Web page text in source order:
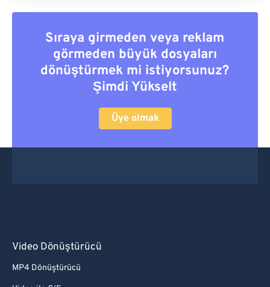
Sıraya girmeden veya reklam
görmeden büyük dosyaları
dönüştürmek mi istiyorsunuz?
Şimdi Yükselt
Üye olmak
Video Dönüştürücü
MP4 Dönüştürücü